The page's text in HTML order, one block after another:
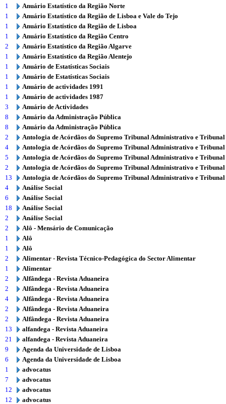
1
Anuário Estatístico da Região Norte
1
Anuário Estatístico da Região de Lisboa e Vale do Tejo
1
Anuário Estatístico da Região de Lisboa
1
Anuário Estatístico da Região Centro
2
Anuário Estatístico da Região Algarve
1
Anuário Estatístico da Região Alentejo
1
Anuário de Estatísticas Sociais
1
Anuário de Estatísticas Sociais
1
Anuário de actividades 1991
1
Anuário de actividades 1987
3
Anuário de Actividades
8
Anuário da Administração Pública
8
Anuário da Administração Pública
2
Antologia de Acórdãos do Supremo Tribunal Administrativo e
4
Antologia de Acórdãos do Supremo Tribunal Administrativo e
5
Antologia de Acórdãos do Supremo Tribunal Administrativo e
2
Antologia de Acórdãos do Supremo Tribunal Administrativo e
13
Antologia de Acórdãos do Supremo Tribunal Administrativo e
4
Análise Social
6
Análise Social
18
Análise Social
2
Análise Social
2
Alô - Mensário de Comunicação
1
Alô
1
Alô
2
Alimentar - Revista Técnico-Pedagógica do Sector Alimentar
1
Alimentar
2
Alfândega - Revista Aduaneira
2
Alfândega - Revista Aduaneira
4
Alfândega - Revista Aduaneira
2
Alfândega - Revista Aduaneira
2
Alfândega - Revista Aduaneira
13
alfandega - Revista Aduaneira
21
alfandega - Revista Aduaneira
9
Agenda da Universidade de Lisboa
6
Agenda da Universidade de Lisboa
1
advocatus
7
advocatus
12
advocatus
12
advocatus